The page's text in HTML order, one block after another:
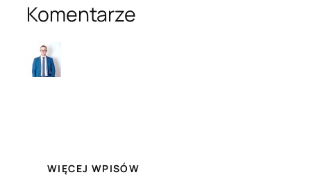
Komentarze
WIĘCEJ WPISÓW